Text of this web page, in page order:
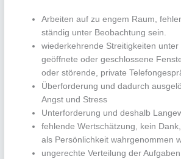
Arbeiten auf zu engem Raum,
ständig unter Beobachtung sein.
wiederkehrende Streitigkeiten
geöffnete oder geschlossene
oder störende, private
Überforderung und dadurch
Angst und Stress
Unterforderung und deshalb
fehlende Wertschätzung, kein
als Persönlichkeit wahrgenommen
ungerechte Verteilung der Aufgaben